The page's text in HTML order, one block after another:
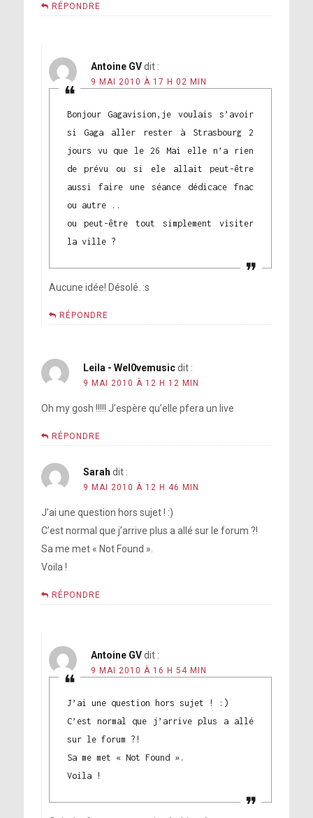
RÉPONDRE
Antoine GV dit :
9 MAI 2010 À 17 H 02 MIN
Bonjour Gagavision,je voulais s’avoir
si Gaga aller rester à Strasbourg 2
jours vu que le 26 Mai elle n’a rien
de prévu ou si ele allait peut-être
aussi faire une séance dédicace fnac
ou autre ..
ou peut-être tout simplement visiter
la ville ?
Aucune idée! Désolé. :s
RÉPONDRE
Leila - Wel0vemusic dit :
9 MAI 2010 À 12 H 12 MIN
Oh my gosh !!!!! J’espère qu’elle pfera un live
RÉPONDRE
Sarah dit :
9 MAI 2010 À 12 H 46 MIN
J’ai une question hors sujet ! :)
C’est normal que j’arrive plus a allé sur le forum ?!
Sa me met « Not Found ».
Voila !
RÉPONDRE
Antoine GV dit :
9 MAI 2010 À 16 H 54 MIN
J’ai une question hors sujet ! :)
C’est normal que j’arrive plus a allé
sur le forum ?!
Sa me met « Not Found ».
Voila !